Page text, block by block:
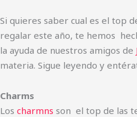
Si quieres saber cual es el top
regalar este año, te hemos
la ayuda de nuestros amigos de
materia. Sigue leyendo y
Charms
Los charmns son el top de las